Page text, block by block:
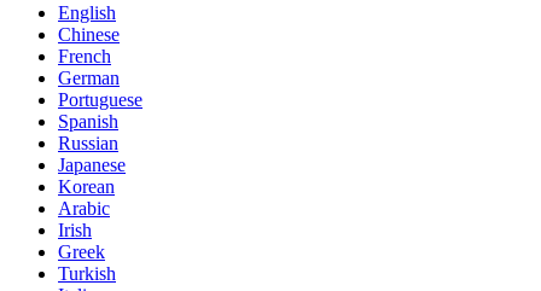
English
Chinese
French
German
Portuguese
Spanish
Russian
Japanese
Korean
Arabic
Irish
Greek
Turkish